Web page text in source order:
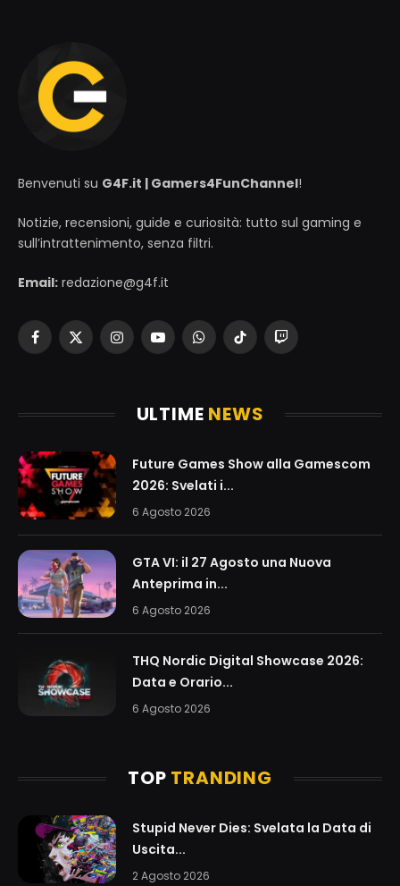
Benvenuti su G4F.it | Gamers4FunChannel!
Notizie, recensioni, guide e curiosità: tutto sul gaming e
sull’intrattenimento, senza filtri.
Email: redazione@g4f.it
Facebook
X
InstagramYouTubeWhatsAppTikTokTwitch
ULTIME NEWS
Future Games Show alla Gamescom
2026: Svelati i...
6 Agosto 2026
GTA VI: il 27 Agosto una Nuova
Anteprima in...
6 Agosto 2026
THQ Nordic Digital Showcase 2026:
Data e Orario...
6 Agosto 2026
TOP TRANDING
Stupid Never Dies: Svelata la Data di
Uscita...
2 Agosto 2026